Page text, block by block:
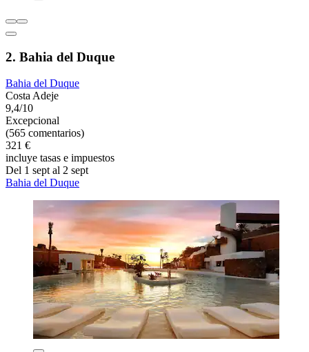
2. Bahia del Duque
Bahia del Duque
Costa Adeje
9,4/10
Excepcional
(565 comentarios)
321 €
incluye tasas e impuestos
Del 1 sept al 2 sept
Bahia del Duque